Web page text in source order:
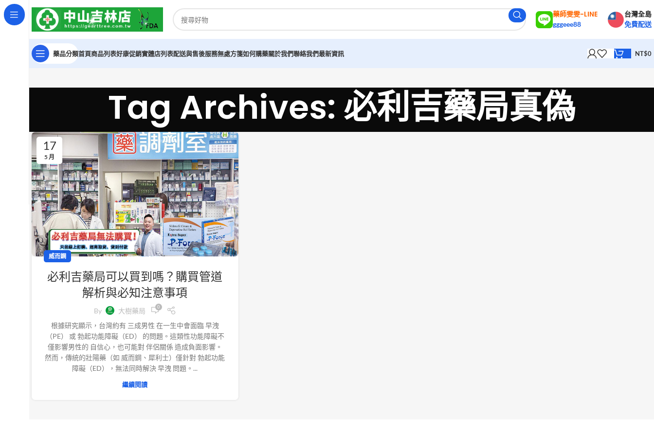
藥師雯雯-LINE
gggeee88
台灣全島
免費配送
藥品分類首頁商品列表好康促銷實體店列表配送與售後服務無處方箋如何購藥關於我們聯絡我們最新資訊 NT$0
Tag Archives: 必利吉藥局真偽
17
5 月
威而鋼
必利吉藥局可以買到嗎？購買管道
解析與必知注意事項
By 大樹藥局 0
根據研究顯示，台灣約有 三成男性 在一生中會面臨 早洩
（PE） 或 勃起功能障礙（ED） 的問題。這類性功能障礙不
僅影響男性的 自信心，也可能對 伴侶關係 造成負面影響。
然而，傳統的壯陽藥（如 威而鋼、犀利士）僅針對 勃起功能
障礙（ED），無法同時解決 早洩 問題。...
繼續閱讀